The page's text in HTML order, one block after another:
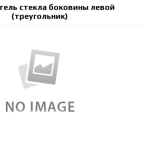
стекла боковины левой
(треугольник)